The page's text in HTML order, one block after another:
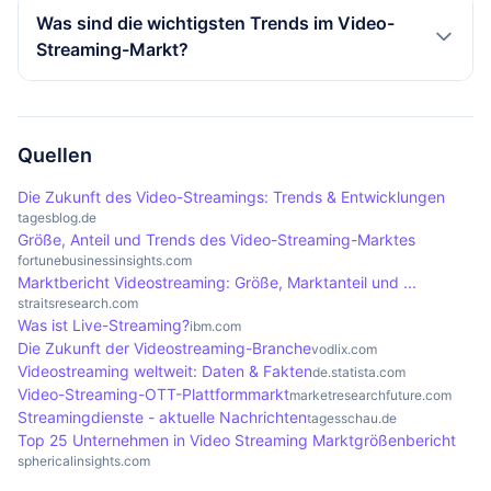
mobilen Geräte wachsen kontinuierlich.
für dezentrale Content-Delivery-Netzwerke und
Manipulationsschutz sorgt. Diese Technologien
und bereitgestellt werden, erheblich verändern.
2026 voraussichtlich ein Volumen von 62,87
Milliarden US-Dollar erreichen. Dies deutet auf
wachsende Akzeptanz von Streaming-Diensten
und die zunehmende Nutzung mobiler Endgeräte
Anbietern wird ebenfalls zunehmen.
Was sind die wichtigsten Trends im Video-
Streaming-Markt?
umfassen die zunehmende Nutzung von Live-
Streaming, die Integration von KI zur
OTT-Diensten und die steigende Bedeutung von
mobilen Endgeräten. Zudem gewinnen
Technologien wie AR/VR und Blockchain an
Bedeutung, um das Nutzererlebnis zu verbessern
und neue Geschäftsmodelle zu ermöglichen.
Quellen
Die Zukunft des Video-Streamings: Trends & Entwicklungen
tagesblog.de
Größe, Anteil und Trends des Video-Streaming-Marktes
fortunebusinessinsights.com
Marktbericht Videostreaming: Größe, Marktanteil und ...
straitsresearch.com
Was ist Live-Streaming?ibm.com
Die Zukunft der Videostreaming-Branchevodlix.com
Videostreaming weltweit: Daten & Faktende.statista.com
Video-Streaming-OTT-Plattformmarktmarketresearchfuture.com
Streamingdienste - aktuelle Nachrichtentagesschau.de
Top 25 Unternehmen in Video Streaming Marktgrößenbericht
sphericalinsights.com